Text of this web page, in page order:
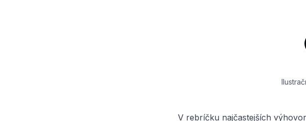
V rebríčku najčastejších